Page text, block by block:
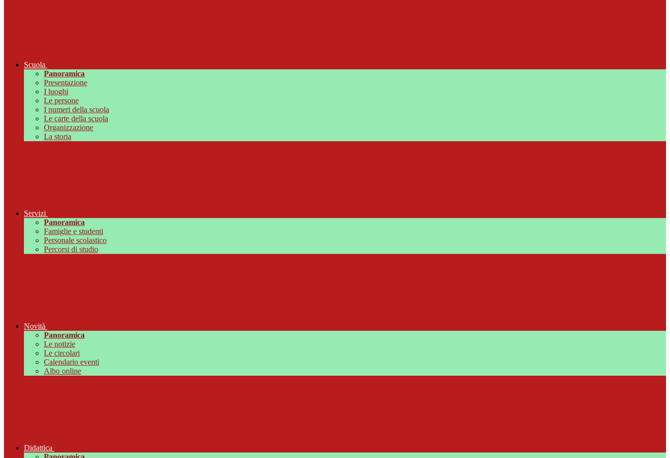
Scuola
Panoramica
Presentazione
I luoghi
Le persone
I numeri della scuola
Le carte della scuola
Organizzazione
La storia
Servizi
Panoramica
Famiglie e studenti
Personale scolastico
Percorsi di studio
Novità
Panoramica
Le notizie
Le circolari
Calendario eventi
Albo online
Didattica